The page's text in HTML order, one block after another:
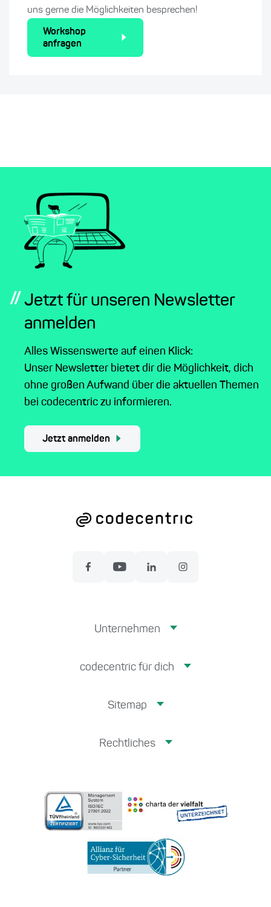
uns gerne die Möglichkeiten besprechen!
Workshop
anfragen
// Jetzt für unseren Newsletter
anmelden
Alles Wissenswerte auf einen Klick:
Unser Newsletter bietet dir die Möglichkeit, dich
ohne großen Aufwand über die aktuellen Themen
bei codecentric zu informieren.
Jetzt anmelden
Unternehmen
codecentric für dich
Sitemap
Rechtliches